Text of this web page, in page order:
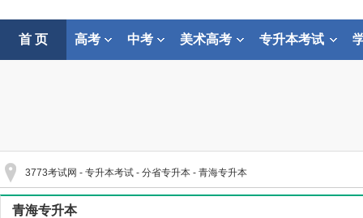
首 页 高考 中考 美术高考 专升本考试
3773考试网 - 专升本考试 - 分省专升本 - 青海专升本
青海专升本